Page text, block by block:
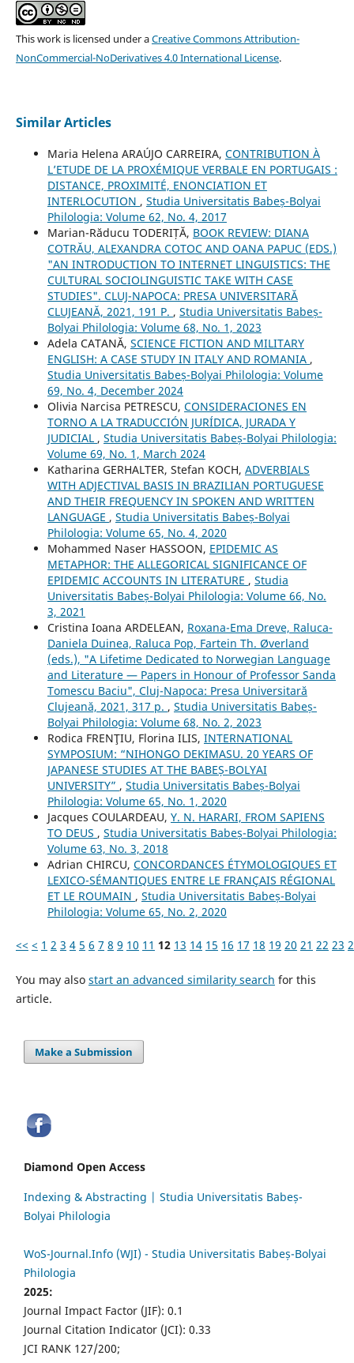
This work is licensed under aCreative Commons Attribution-
NonCommercial-NoDerivatives 4.0 International License.
Similar Articles
Maria Helena ARAÚJO CARREIRA, CONTRIBUTION À
L’ETUDE DE LA PROXÉMIQUE VERBALE EN PORTUGAIS :
DISTANCE, PROXIMITÉ, ENONCIATION ET
INTERLOCUTION , Studia Universitatis Babeș-Bolyai
Philologia: Volume 62, No. 4, 2017
Marian-Răducu TODERIȚĂ, BOOK REVIEW: DIANA
COTRĂU, ALEXANDRA COTOC AND OANA PAPUC (EDS.)
"AN INTRODUCTION TO INTERNET LINGUISTICS: THE
CULTURAL SOCIOLINGUISTIC TAKE WITH CASE
STUDIES". CLUJ-NAPOCA: PRESA UNIVERSITARĂ
CLUJEANĂ, 2021, 191 P. , Studia Universitatis Babeș-
Bolyai Philologia: Volume 68, No. 1, 2023
Adela CATANĂ, SCIENCE FICTION AND MILITARY
ENGLISH: A CASE STUDY IN ITALY AND ROMANIA ,
Studia Universitatis Babeș-Bolyai Philologia: Volume
69, No. 4, December 2024
Olivia Narcisa PETRESCU, CONSIDERACIONES EN
TORNO A LA TRADUCCIÓN JURÍDICA, JURADA Y
JUDICIAL , Studia Universitatis Babeș-Bolyai Philologia:
Volume 69, No. 1, March 2024
Katharina GERHALTER, Stefan KOCH, ADVERBIALS
WITH ADJECTIVAL BASIS IN BRAZILIAN PORTUGUESE
AND THEIR FREQUENCY IN SPOKEN AND WRITTEN
LANGUAGE , Studia Universitatis Babeș-Bolyai
Philologia: Volume 65, No. 4, 2020
Mohammed Naser HASSOON, EPIDEMIC AS
METAPHOR: THE ALLEGORICAL SIGNIFICANCE OF
EPIDEMIC ACCOUNTS IN LITERATURE , Studia
Universitatis Babeș-Bolyai Philologia: Volume 66, No.
3, 2021
Cristina Ioana ARDELEAN, Roxana-Ema Dreve, Raluca-
Daniela Duinea, Raluca Pop, Fartein Th. Øverland
(eds.), "A Lifetime Dedicated to Norwegian Language
and Literature — Papers in Honour of Professor Sanda
Tomescu Baciu", Cluj-Napoca: Presa Universitară
Clujeană, 2021, 317 p. , Studia Universitatis Babeș-
Bolyai Philologia: Volume 68, No. 2, 2023
Rodica FRENŢIU, Florina ILIS, INTERNATIONAL
SYMPOSIUM: “NIHONGO DEKIMASU. 20 YEARS OF
JAPANESE STUDIES AT THE BABEȘ-BOLYAI
UNIVERSITY” , Studia Universitatis Babeș-Bolyai
Philologia: Volume 65, No. 1, 2020
Jacques COULARDEAU, Y. N. HARARI, FROM SAPIENS
TO DEUS , Studia Universitatis Babeș-Bolyai Philologia:
Volume 63, No. 3, 2018
Adrian CHIRCU, CONCORDANCES ÉTYMOLOGIQUES ET
LEXICO-SÉMANTIQUES ENTRE LE FRANÇAIS RÉGIONAL
ET LE ROUMAIN , Studia Universitatis Babeș-Bolyai
Philologia: Volume 65, No. 2, 2020
<< < 1 2 3 4 5 6 7 8 9 10 11 12 13 14 15 16 17 18 19 20 21 22 23
You may also start an advanced similarity search for this
article.
Make a Submission
Diamond Open Access
Indexing & Abstracting | Studia Universitatis Babeș-
Bolyai Philologia
WoS-Journal.Info (WJI) - Studia Universitatis Babeș-Bolyai
Philologia
2025:
Journal Impact Factor (JIF): 0.1
Journal Citation Indicator (JCI): 0.33
JCI RANK 127/200;